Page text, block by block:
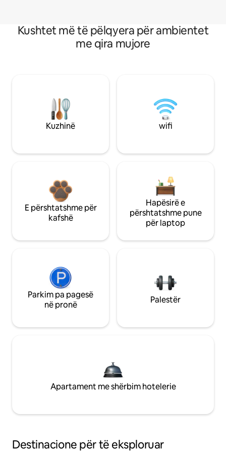
Kushtet më të pëlqyera për ambientet
me qira mujore
Kuzhinë wifi
E përshtatshme për
kafshë
Hapësirë e
përshtatshme pune
për laptop
Parkim pa pagesë
në pronë
Palestër
Apartament me shërbim hotelerie
Destinacione për të eksploruar